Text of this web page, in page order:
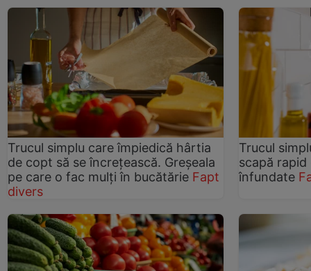
Trucul simplu care împiedică hârtia
de copt să se încrețească. Greșeala
pe care o fac mulți în bucătărie Fapt
divers
Trucul
scapă
înfundate